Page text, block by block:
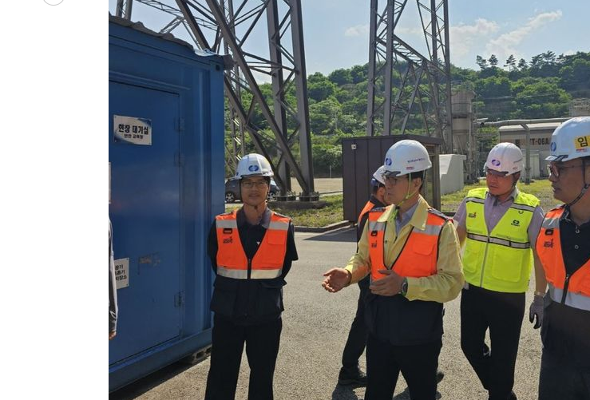
입추에도 극한더위…서울 낮 39도 '폭염중대경보'
이란, 호르무즈서 "적국 목표물들"과 대치로 남부 케슘섬에서 두차
[속보]美, 폴리실리콘 수입 규제…파생제품 15% 관세, 120일 후
[속보]트럼프, 美 원정출산 금지 행정명령 서명
[속보] 뉴욕증시, 일제 하락 마감…나스닥 0.06%↓